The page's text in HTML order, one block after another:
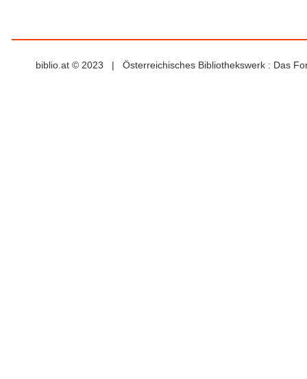
biblio.at © 2023 | Österreichisches Bibliothekswerk : Das